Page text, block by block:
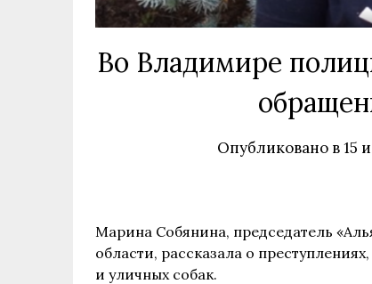
Во Владимире
Опубликовано в15
Марина Собянина, председатель
области, рассказала о
и уличных собак.